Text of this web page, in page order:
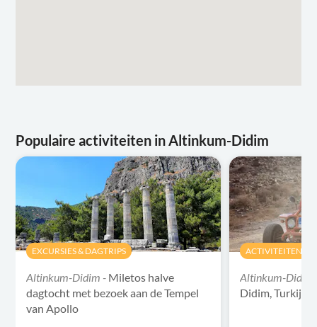
Populaire activiteiten in Altinkum-Didim
EXCURSIES & DAGTRIPS
Altinkum-Didim - Miletos halve
dagtocht met bezoek aan de Tempel
van Apollo
ACTIVITEITEN
Altinkum-
Didim, Turkije